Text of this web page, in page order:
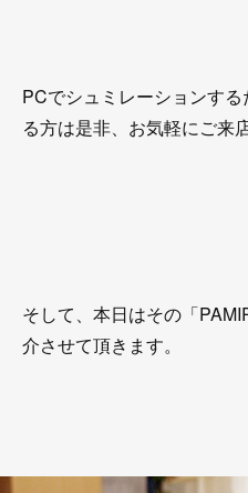
PCでシュミレーションす
る方は是非、お気軽にご来
そして、本日はその「
介させて頂きます。